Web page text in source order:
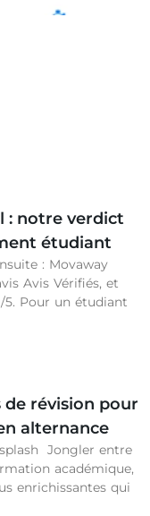
: notre verdict
étudiant
: Movaway
Avis Vérifiés, et
5. Pour un étudiant
révision pour
alternance
Jongler entre
académique,
enrichissantes qui